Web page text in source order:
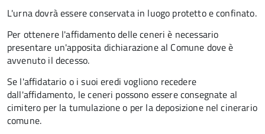
L'urna dovrà essere conservata in luogo protetto e confinato.
Per ottenere l'affidamento delle ceneri è necessario
presentare un'apposita dichiarazione al Comune dove è
avvenuto il decesso.
Se l'affidatario o i suoi eredi vogliono recedere
dall'affidamento, le ceneri possono essere consegnate al
cimitero per la tumulazione o per la deposizione nel cinerario
comune.